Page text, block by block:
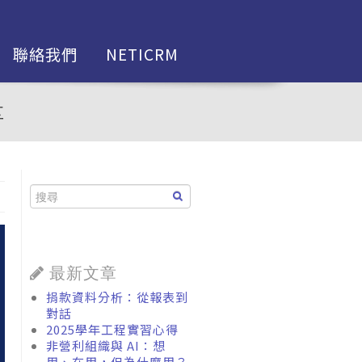
聯絡我們 NETICRM
最新文章
捐款資料分析：從報表到
對話
2025學年工程實習心得
非營利組織與 AI：想